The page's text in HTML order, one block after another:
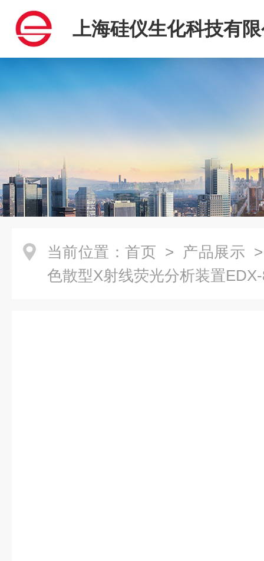
上海硅仪生化科技有
当前位置： 首页 > 产品展示
色散型X射线荧光分析装置